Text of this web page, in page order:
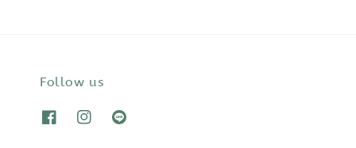
Follow us